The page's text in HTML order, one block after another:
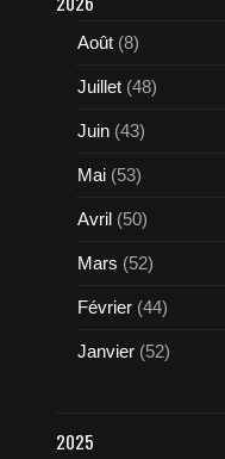
Août (8)
Juillet (48)
Juin (43)
Mai (53)
Avril (50)
Mars (52)
Février (44)
Janvier (52)
2025